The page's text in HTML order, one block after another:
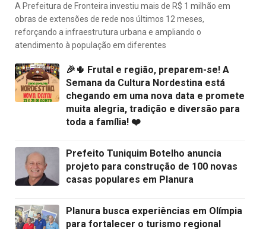
A Prefeitura de Fronteira investiu mais de R$ 1 milhão em
obras de extensões de rede nos últimos 12 meses,
reforçando a infraestrutura urbana e ampliando o
atendimento à população em diferentes
🎉🌵 Frutal e região, preparem-se! A
Semana da Cultura Nordestina está
chegando em uma nova data e promete
muita alegria, tradição e diversão para
toda a família! ❤️
Prefeito Tuniquim Botelho anuncia
projeto para construção de 100 novas
casas populares em Planura
Planura busca experiências em Olímpia
para fortalecer o turismo regional